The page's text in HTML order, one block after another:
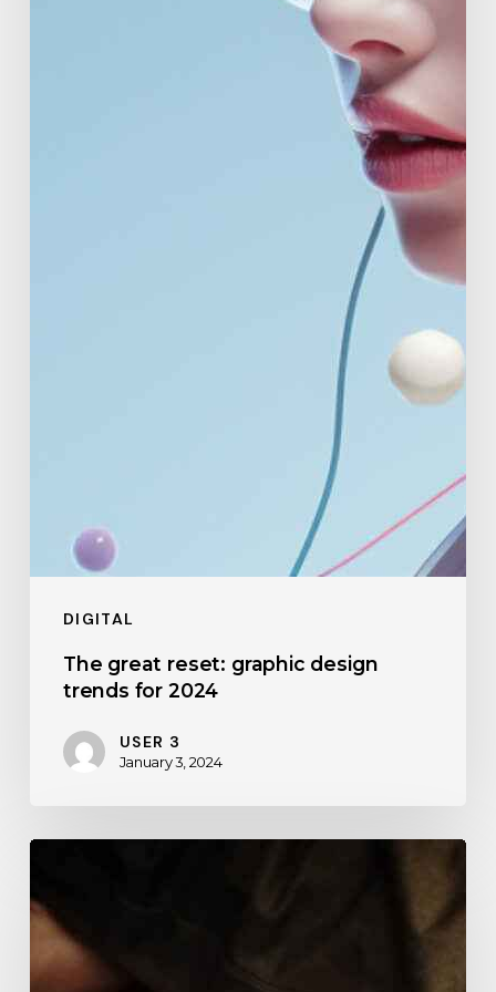
DIGITAL
The great reset: graphic design
trends for 2024
USER 3
January 3, 2024
the
best
online